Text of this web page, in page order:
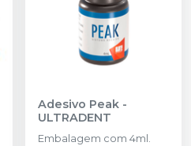
Adesivo Peak -
ULTRADENT
Embalagem com 4ml.